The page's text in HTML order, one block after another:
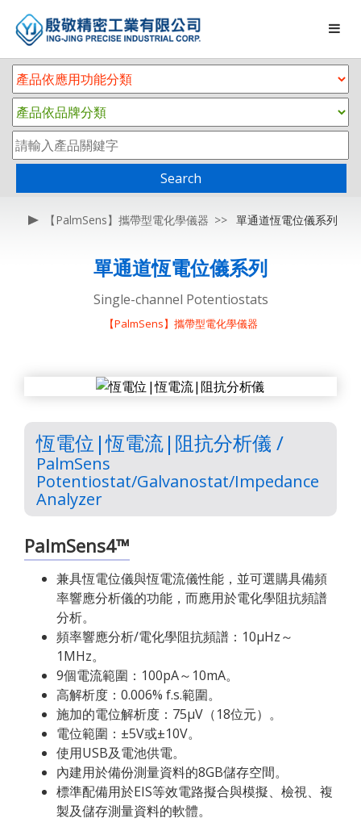
Search
【PalmSens】攜帶型電化學儀器 單通道恆電位儀系列
單通道恆電位儀系列
Single-channel Potentiostats
【PalmSens】攜帶型電化學儀器
恆電位|恆電流|阻抗分析儀 /
PalmSens
Potentiostat/Galvanostat/Impedance
Analyzer
PalmSens4™
兼具恆電位儀與恆電流儀性能，並可選購具備頻
率響應分析儀的功能，而應用於電化學阻抗頻譜
分析。
頻率響應分析/電化學阻抗頻譜：10μHz～
1MHz。
9個電流範圍：100pA～10mA。
高解析度：0.006% f.s.範圍。
施加的電位解析度：75μV（18位元）。
電位範圍：±5V或±10V。
使用USB及電池供電。
內建用於備份測量資料的8GB儲存空間。
標準配備用於EIS等效電路擬合與模擬、檢視、複
製及儲存測量資料的軟體。